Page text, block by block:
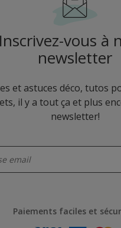
Inscrivez-vous à
newsletter
et astuces déco, tutos
il y a tout ça et plus
newsletter!
Paiements faciles et